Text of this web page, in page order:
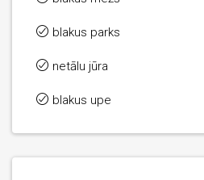
blakus parks
netālu jūra
blakus upe